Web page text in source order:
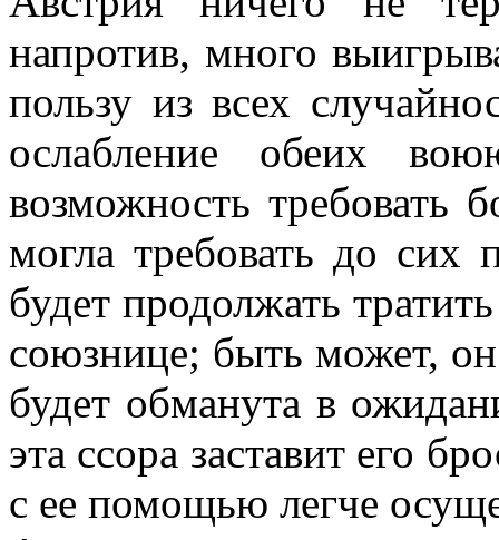
напротив, много
пользу из всех
ослабление обеих
возможность требовать
могла требовать до сих
будет продолжать
союзнице; быть может,
будет обманута в
эта ссора заставит его
с ее помощью легче